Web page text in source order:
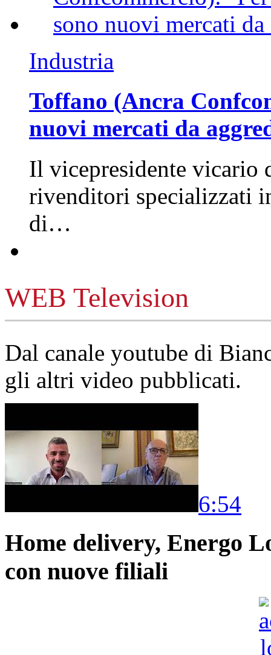
Industria
Toffano (Ancra
nuovi mercati da
Il vicepresidente vicario
rivenditori specializzati
di…
WEB Television
Dal canale youtube di
gli altri video pubblicati.
6:54
Home delivery, Energo
con nuove filiali